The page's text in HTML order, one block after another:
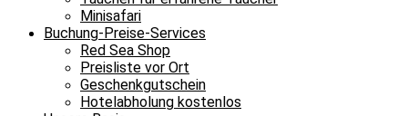
Minisafari
Buchung-Preise-Services
Red Sea Shop
Preisliste vor Ort
Geschenkgutschein
Hotelabholung kostenlos